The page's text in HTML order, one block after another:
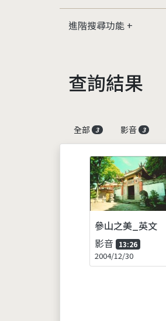
進階搜尋功能
查詢結果
全部
3 影音 3
參山之美_英文
影音 13:26
2004/12/30